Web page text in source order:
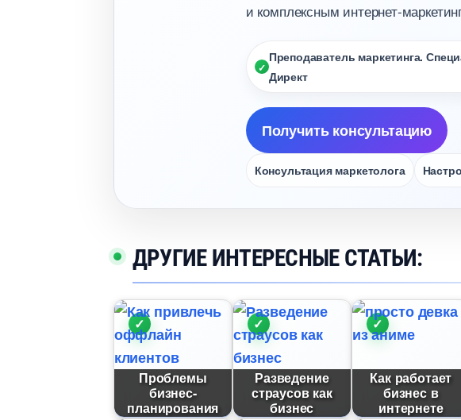
и комплексным интернет-
Преподаватель маркетинга.
Директ
Получить консультацию
Консультация маркетолога
ДРУГИЕ ИНТЕРЕСНЫЕ СТАТЬИ:
Проблемы
изнес-
планирования
Разведение
страусов как
изнес
Как работает
изнес
интернете